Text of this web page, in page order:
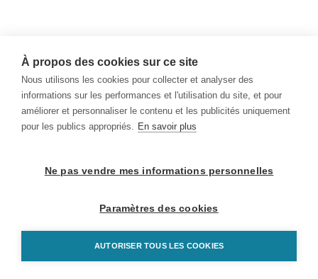
À propos des cookies sur ce site
Nous utilisons les cookies pour collecter et analyser des
informations sur les performances et l'utilisation du site, et pour
améliorer et personnaliser le contenu et les publicités uniquement
pour les publics appropriés. En savoir plus
Ne pas vendre mes informations personnelles
Paramètres des cookies
AUTORISER TOUS LES COOKIES